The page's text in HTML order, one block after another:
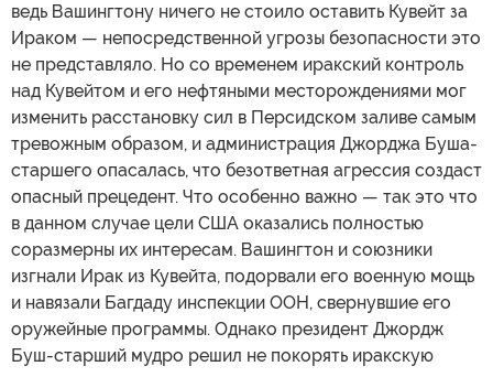
ведь Вашингтону ничего не стоило оставить Кувейт за
Ираком — непосредственной угрозы безопасности это
не представляло. Но со временем иракский контроль
над Кувейтом и его нефтяными месторождениями мог
изменить расстановку сил в Персидском заливе самым
тревожным образом, и администрация Джорджа Буша-
старшего опасалась, что безответная агрессия создаст
опасный прецедент. Что особенно важно — так это что
в данном случае цели США оказались полностью
соразмерны их интересам. Вашингтон и союзники
изгнали Ирак из Кувейта, подорвали его военную мощь
и навязали Багдаду инспекции ООН, свернувшие его
оружейные программы. Однако президент Джордж
Буш-старший мудро решил не покорять иракскую